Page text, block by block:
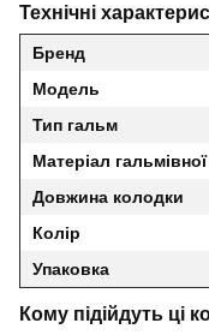
Технічні
Бренд
Модель
Тип гальм
Матеріал
Довжина колодки
Колір
Упаковка
Кому підійдуть ці